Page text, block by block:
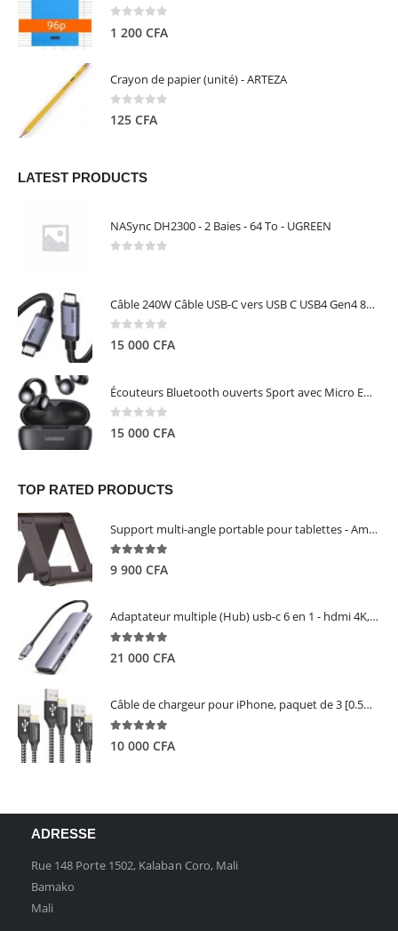
1 200 CFA
Crayon de papier (unité) - ARTEZA
0 out of 5
125 CFA
LATEST PRODUCTS
NASync DH2300 - 2 Baies - 64 To - UGREEN
Câble 240W Câble USB-C vers USB C USB4 Gen4 80Gbps pour Thunderbolt 5/4/3, Premium 18K double écran triple 4K PD3.1 - UGREEN
0 out of 5
15 000 CFA
Écouteurs Bluetooth ouverts Sport avec Micro ENC IPX5 – HiTune S3 UGREEN 45785
0 out of 5
15 000 CFA
TOP RATED PRODUCTS
Support multi-angle portable pour tablettes - Amazon Basics
5.00out of 5
9 900 CFA
Adaptateur multiple (Hub) usb-c 6 en 1 - hdmi 4K, 3 ports USB 3.0 et lecteur de carte sd tf - UGREEN
5.00out of 5
21 000 CFA
Câble de chargeur pour iPhone, paquet de 3 [0.5M 1M 2M] - GIANAC
10 000 CFA
ADRESSE
Rue 148 Porte 1502, Kalaban Coro, Mali
Bamako
Mali